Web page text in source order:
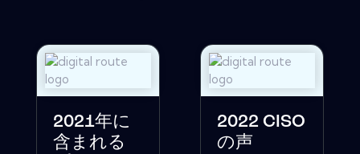
2021年に
含まれる
2022 CISO
の声